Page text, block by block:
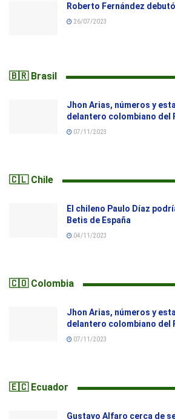
Roberto Fernández
26/07/2023
🇧🇷 Brasil
Jhon Arias, números y
delantero colombiano del
07/11/2023
🇨🇱 Chile
El chileno Paulo Díaz
Betis de España
04/11/2023
🇨🇴 Colombia
Jhon Arias, números y
delantero colombiano del
07/11/2023
🇪🇨 Ecuador
Gustavo Alfaro cerca de